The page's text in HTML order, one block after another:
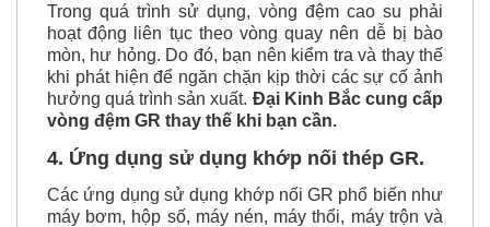
Trong quá trình sử dụng, vòng đệm cao su phải
hoạt động liên tục theo vòng quay nên dễ bị bào
mòn, hư hỏng. Do đó, bạn nên kiểm tra và thay thế
khi phát hiện để ngăn chặn kịp thời các sự cố ảnh
hưởng quá trình sản xuất. Đại Kinh Bắc cung cấp
vòng đệm GR thay thế khi bạn cần.
4. Ứng dụng sử dụng khớp nối thép GR.
Các ứng dụng sử dụng khớp nối GR phổ biến như
máy bơm, hộp số, máy nén, máy thổi, máy trộn và